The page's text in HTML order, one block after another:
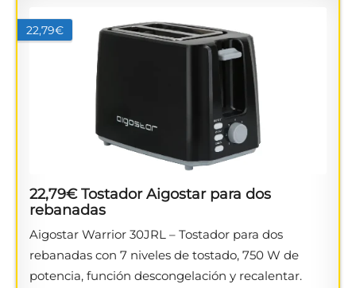
22,79€
22,79€ Tostador Aigostar para dos
rebanadas
Aigostar Warrior 30JRL – Tostador para dos
rebanadas con 7 niveles de tostado, 750 W de
potencia, función descongelación y recalentar.